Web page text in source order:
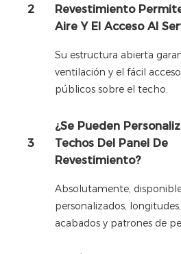
2
Revestimiento
Aire Y El Acceso Al
Su estructura abierta
ventilación y el fácil
públicos sobre el techo.
3
¿Se Pueden
Techos Del Panel De
Revestimiento?
Absolutamente,
personalizados,
acabados y patrones de